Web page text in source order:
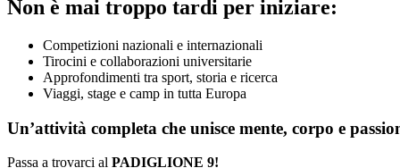
Non è mai troppo tardi per iniziare:
Competizioni nazionali e internazionali
Tirocini e collaborazioni universitarie
Approfondimenti tra sport, storia e ricerca
Viaggi, stage e camp in tutta Europa
Un’attività completa che unisce mente, corpo e
Passa a trovarci al PADIGLIONE 9!